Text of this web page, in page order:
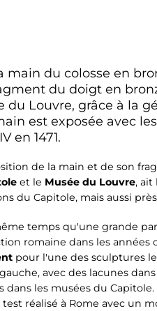
main du colosse en
du doigt en
Louvre, grâce à la
est exposée avec
en 1471.
de la main et de son
et le Musée du Louvre, ait
du Capitole, mais aussi
temps qu'une grande
romaine dans les années
pour l'une des sculptures
avec des lacunes
les musées du Capitole.
test réalisé à Rome avec un